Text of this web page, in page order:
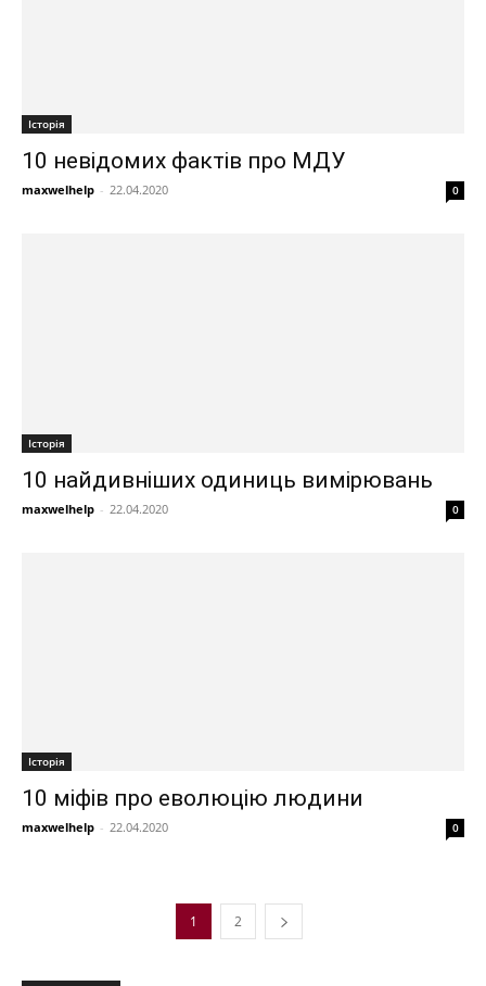
Історія
10 невідомих фактів про МДУ
maxwelhelp - 22.04.2020 0
Історія
10 найдивніших одиниць вимірювань
maxwelhelp - 22.04.2020 0
Історія
10 міфів про еволюцію людини
maxwelhelp - 22.04.2020 0
1 2